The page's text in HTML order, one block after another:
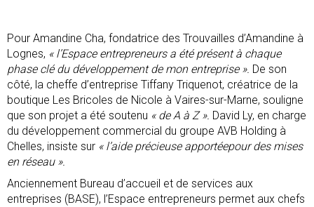
Pour Amandine Cha, fondatrice des Trouvailles d’Amandine à
Lognes, « l’Espace entrepreneurs a été présent à chaque
phase clé du développement de mon entreprise ». De son
côté, la cheffe d’entreprise Tiffany Triquenot, créatrice de la
boutique Les Bricoles de Nicole à Vaires-sur-Marne, souligne
que son projet a été soutenu « de A à Z ». David Ly, en charge
du développement commercial du groupe AVB Holding à
Chelles, insiste sur « l’aide précieuse apportéepour des mises
en réseau ».
Anciennement Bureau d’accueil et de services aux
entreprises (BASE), l’Espace entrepreneurs permet aux chefs